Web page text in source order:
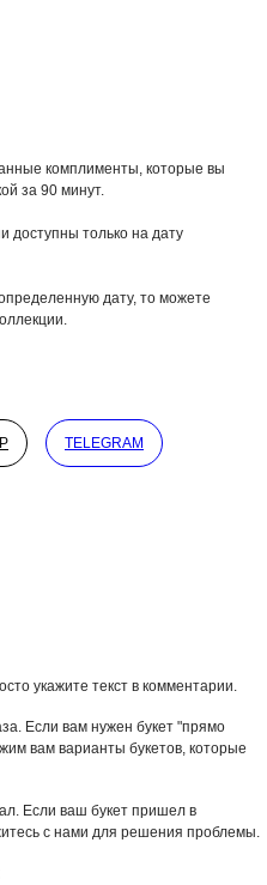
комплименты, которые вы
за 90 минут.
доступны только на дату
дату, то можете
TELEGRAM
укажите текст в комментарии.
Если вам нужен букет "прямо
вам варианты букетов, которые
Если ваш букет пришел в
с нами для решения проблемы.